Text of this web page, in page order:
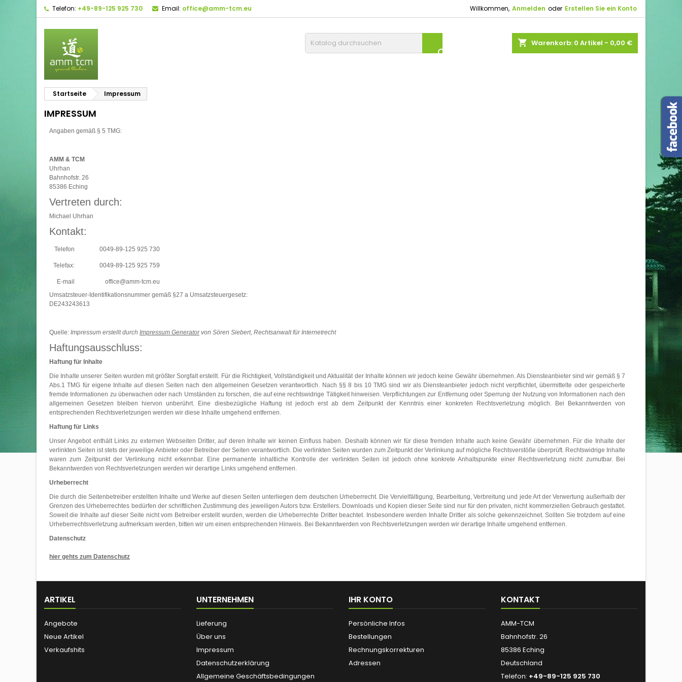
Telefon: +49-89-125 925 730 Email: office@amm-tcm.eu Willkommen, Anmelden oder Erstellen Sie ein Konto
shopping_cart Warenkorb: 0 Artikel - 0,00 €

Startseite Impressum
IMPRESSUM
Angaben gemäß § 5 TMG:
AMM & TCM
Uhrhan
Bahnhofstr. 26
85386 Eching
Vertreten durch:
Michael Uhrhan
Kontakt:
Telefon 0049-89-125 925 730
Telefax: 0049-89-125 925 759
E-mail
office@amm-tcm.eu
Umsatzsteuer-Identifikationsnummer gemäß §27 a Umsatzsteuergesetz:
DE243243613
Quelle: Impressum erstellt durch Impressum Generatorvon Sören Siebert, Rechtsanwalt für Internetrecht
Haftungsausschluss:
Haftung für Inhalte
Die Inhalte unserer Seiten wurden mit größter Sorgfalt erstellt. Für die Richtigkeit, Vollständigkeit und Aktualität der Inhalte können wir jedoch keine Gewähr übernehmen. Als Diensteanbieter sind wir gemäß § 7
Abs.1 TMG für eigene Inhalte auf diesen Seiten nach den allgemeinen Gesetzen verantwortlich. Nach §§ 8 bis 10 TMG sind wir als Diensteanbieter jedoch nicht verpflichtet, übermittelte oder gespeicherte
fremde Informationen zu überwachen oder nach Umständen zu forschen, die auf eine rechtswidrige Tätigkeit hinweisen. Verpflichtungen zur Entfernung oder Sperrung der Nutzung von Informationen nach den
allgemeinen Gesetzen bleiben hiervon unberührt. Eine diesbezügliche Haftung ist jedoch erst ab dem Zeitpunkt der Kenntnis einer konkreten Rechtsverletzung möglich. Bei Bekanntwerden von
entsprechenden Rechtsverletzungen werden wir diese Inhalte umgehend entfernen.
Haftung für Links
Unser Angebot enthält Links zu externen Webseiten Dritter, auf deren Inhalte wir keinen Einfluss haben. Deshalb können wir für diese fremden Inhalte auch keine Gewähr übernehmen. Für die Inhalte der
verlinkten Seiten ist stets der jeweilige Anbieter oder Betreiber der Seiten verantwortlich. Die verlinkten Seiten wurden zum Zeitpunkt der Verlinkung auf mögliche Rechtsverstöße überprüft. Rechtswidrige Inhalte
waren zum Zeitpunkt der Verlinkung nicht erkennbar. Eine permanente inhaltliche Kontrolle der verlinkten Seiten ist jedoch ohne konkrete Anhaltspunkte einer Rechtsverletzung nicht zumutbar. Bei
Bekanntwerden von Rechtsverletzungen werden wir derartige Links umgehend entfernen.
Urheberrecht
Die durch die Seitenbetreiber erstellten Inhalte und Werke auf diesen Seiten unterliegen dem deutschen Urheberrecht. Die Vervielfältigung, Bearbeitung, Verbreitung und jede Art der Verwertung außerhalb der
Grenzen des Urheberrechtes bedürfen der schriftlichen Zustimmung des jeweiligen Autors bzw. Erstellers. Downloads und Kopien dieser Seite sind nur für den privaten, nicht kommerziellen Gebrauch gestattet.
Soweit die Inhalte auf dieser Seite nicht vom Betreiber erstellt wurden, werden die Urheberrechte Dritter beachtet. Insbesondere werden Inhalte Dritter als solche gekennzeichnet. Sollten Sie trotzdem auf eine
Urheberrechtsverletzung aufmerksam werden, bitten wir um einen entsprechenden Hinweis. Bei Bekanntwerden von Rechtsverletzungen werden wir derartige Inhalte umgehend entfernen.
Datenschutz
hier gehts zum Datenschutz
ARTIKEL
Angebote
Neue Artikel
Verkaufshits
UNTERNEHMEN
Lieferung
Über uns
Impressum
Datenschutzerklärung
Allgemeine Geschäftsbedingungen
IHR KONTO
Persönliche Infos
Bestellungen
Rechnungskorrekturen
Adressen
KONTAKT
AMM-TCM
Bahnhofstr. 26
85386 Eching
Deutschland
Telefon: +49-89-125 925 730